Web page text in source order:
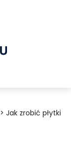
> Jak zrobić płytki